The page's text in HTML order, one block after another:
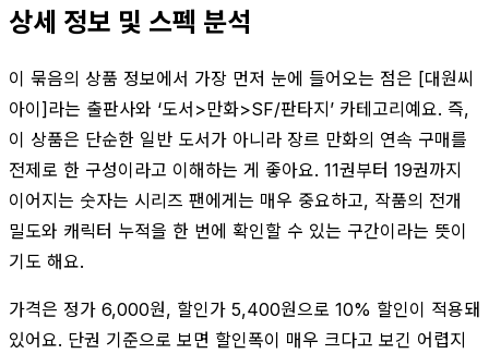
상세 정보 및 스펙 분석
이 묶음의 상품 정보에서 가장 먼저 눈에 들어오는 점은 [대원씨
아이]라는 출판사와 ‘도서>만화>SF/판타지’ 카테고리예요. 즉,
이 상품은 단순한 일반 도서가 아니라 장르 만화의 연속 구매를
전제로 한 구성이라고 이해하는 게 좋아요. 11권부터 19권까지
이어지는 숫자는 시리즈 팬에게는 매우 중요하고, 작품의 전개
밀도와 캐릭터 누적을 한 번에 확인할 수 있는 구간이라는 뜻이
기도 해요.
가격은 정가 6,000원, 할인가 5,400원으로 10% 할인이 적용돼
있어요. 단권 기준으로 보면 할인폭이 매우 크다고 보긴 어렵지